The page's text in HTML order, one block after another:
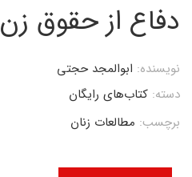
دفاع از حقوق زن
نویسنده: ابوالمجد حجتی
دسته: کتاب‌های رایگان
برچسب: مطالعات زنان